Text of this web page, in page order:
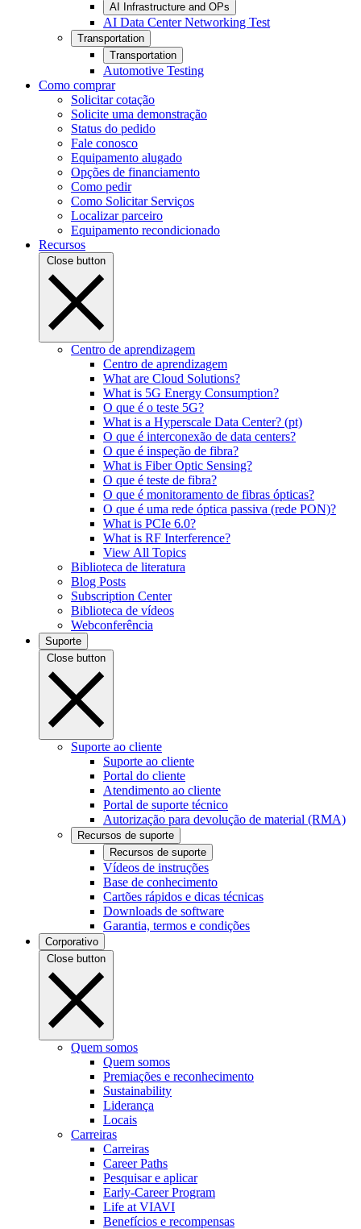
AI Infrastructure and OPs
AI Data Center Networking Test
Transportation
Transportation
Automotive Testing
Como comprar
Solicitar cotação
Solicite uma demonstração
Status do pedido
Fale conosco
Equipamento alugado
Opções de financiamento
Como pedir
Como Solicitar Serviços
Localizar parceiro
Equipamento recondicionado
Recursos
Close button
Centro de aprendizagem
Centro de aprendizagem
What are Cloud Solutions?
What is 5G Energy Consumption?
O que é o teste 5G?
What is a Hyperscale Data Center? (pt)
O que é interconexão de data centers?
O que é inspeção de fibra?
What is Fiber Optic Sensing?
O que é teste de fibra?
O que é monitoramento de fibras ópticas?
O que é uma rede óptica passiva (rede PON)?
What is PCIe 6.0?
What is RF Interference?
View All Topics
Biblioteca de literatura
Blog Posts
Subscription Center
Biblioteca de vídeos
Webconferência
Suporte
Close button
Suporte ao cliente
Suporte ao cliente
Portal do cliente
Atendimento ao cliente
Portal de suporte técnico
Autorização para devolução de material (RMA)
Recursos de suporte
Recursos de suporte
Vídeos de instruções
Base de conhecimento
Cartões rápidos e dicas técnicas
Downloads de software
Garantia, termos e condições
Corporativo
Close button
Quem somos
Quem somos
Premiações e reconhecimento
Sustainability
Liderança
Locais
Carreiras
Carreiras
Career Paths
Pesquisar e aplicar
Early-Career Program
Life at VIAVI
Benefícios e recompensas